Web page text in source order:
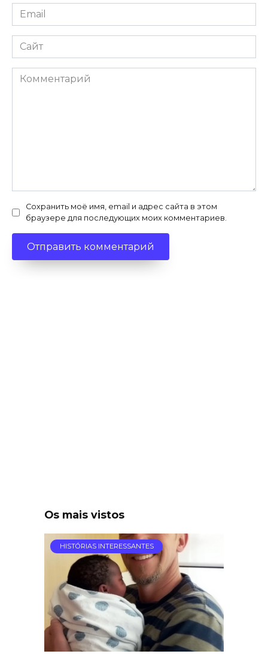
Email
*
Сайт
Комментарий
Сохранить моё имя, email и адрес сайта в этом
браузере для последующих моих комментариев.
Os mais vistos
HISTÓRIAS INTERESSANTES